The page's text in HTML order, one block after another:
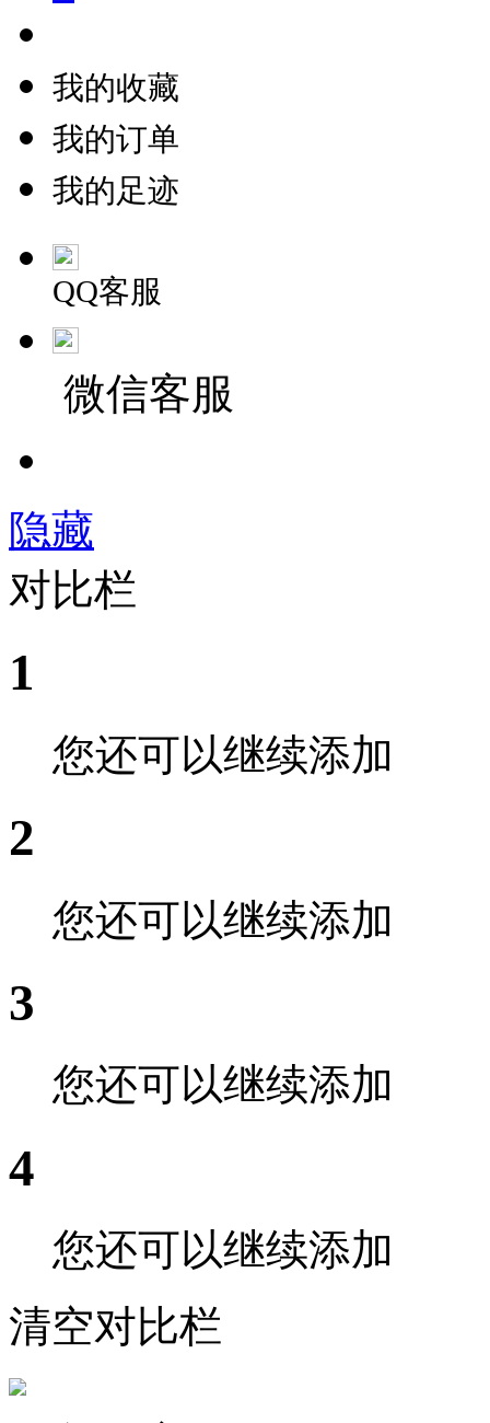
我的收藏
我的订单
我的足迹
QQ客服
微信客服
隐藏
对比栏
1
您还可以继续添加
2
您还可以继续添加
3
您还可以继续添加
4
您还可以继续添加
清空对比栏